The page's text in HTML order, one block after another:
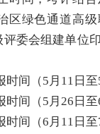
区绿色通道高
委会组建单位
时间（5 月 11 日至
时间（5 月 26 日至
时间（6 月 11 日至